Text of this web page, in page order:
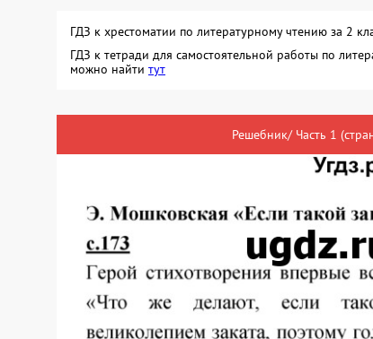
ГДЗ к хрестоматии по литературному чтению за 2
ГДЗ к тетради для самостоятельной работы по
можно найти тут
Решебник/ Часть 1